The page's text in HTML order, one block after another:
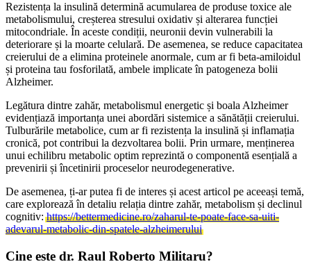
Rezistența la insulină determină acumularea de produse toxice ale
metabolismului, creșterea stresului oxidativ și alterarea funcției
mitocondriale. În aceste condiții, neuronii devin vulnerabili la
deteriorare și la moarte celulară. De asemenea, se reduce capacitatea
creierului de a elimina proteinele anormale, cum ar fi beta-amiloidul
și proteina tau fosforilată, ambele implicate în patogeneza bolii
Alzheimer.
Legătura dintre zahăr, metabolismul energetic și boala Alzheimer
evidențiază importanța unei abordări sistemice a sănătății creierului.
Tulburările metabolice, cum ar fi rezistența la insulină și inflamația
cronică, pot contribui la dezvoltarea bolii. Prin urmare, menținerea
unui echilibru metabolic optim reprezintă o componentă esențială a
prevenirii și încetinirii proceselor neurodegenerative.
De asemenea, ți-ar putea fi de interes și acest articol pe aceeași temă,
care explorează în detaliu relația dintre zahăr, metabolism și declinul
cognitiv:https://bettermedicine.ro/zaharul-te-poate-face-sa-uiti-
adevarul-metabolic-din-spatele-alzheimerului
Cine este dr. Raul Roberto Militaru?